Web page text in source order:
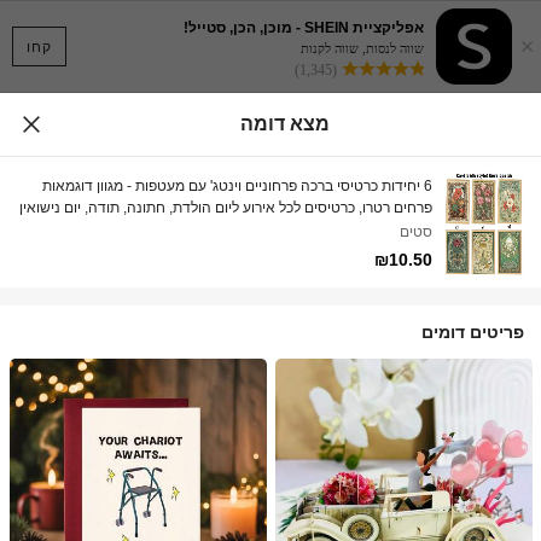
קחו ×
אפליקציית SHEIN - מוכן, הכן, סטייל!
שווה לנסות, שווה לקנות
(1,345)
מצא דומה
6 יחידות כרטיסי ברכה פרחוניים וינטג' עם מעטפות - מגוון דוגמאות
פרחים רטרו, כרטיסים לכל אירוע ליום הולדת, חתונה, תודה, יום נישואין
ועוד, מושלם לחברים ובני משפחה
סטים
₪10.50
פריטים דומים